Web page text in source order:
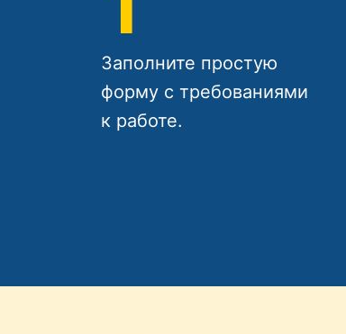
Заполните простую
форму с требованиями
к работе.